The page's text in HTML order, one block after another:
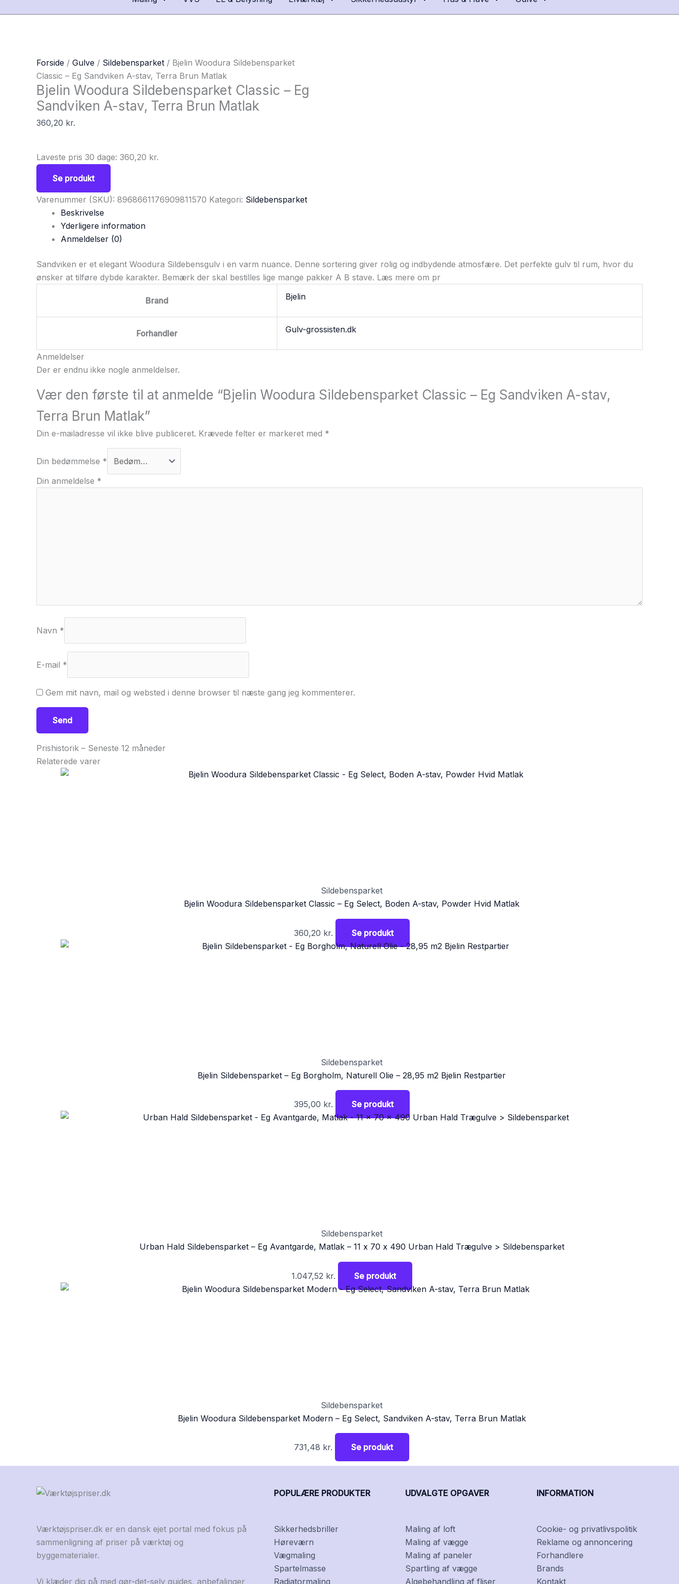
Forside / Gulve / Sildebensparket / Bjelin Woodura Sildebensparket
Classic – Eg Sandviken A-stav, Terra Brun Matlak
Bjelin Woodura Sildebensparket Classic – Eg
Sandviken A-stav, Terra Brun Matlak
360,20 kr.
Laveste pris 30 dage: 360,20 kr.
Se produkt
Varenummer (SKU): 8968661176909811570 Kategori: Sildebensparket
Beskrivelse
Yderligere information
Anmeldelser (0)
Sandviken er et elegant Woodura Sildebensgulv i en varm nuance. Denne sortering giver rolig og indbydende atmosfære. Det perfekte gulv til rum, hvor du
ønsker at tilføre dybde karakter. Bemærk der skal bestilles lige mange pakker A B stave. Læs mere om pr
Brand Bjelin
Forhandler Gulv-grossisten.dk
Anmeldelser
Der er endnu ikke nogle anmeldelser.
Vær den første til at anmelde “Bjelin Woodura Sildebensparket Classic – Eg Sandviken A-stav,
Terra Brun Matlak”
Din e-mailadresse vil ikke blive publiceret. Krævede felter er markeret med *
Din bedømmelse *
Din anmeldelse *
Navn *
E-mail *
Gem mit navn, mail og websted i denne browser til næste gang jeg kommenterer.
Prishistorik – Seneste 12 måneder
Relaterede varer
Sildebensparket
Bjelin Woodura Sildebensparket Classic – Eg Select, Boden A-stav, Powder Hvid Matlak
360,20 kr. Se produkt
Sildebensparket
Bjelin Sildebensparket – Eg Borgholm, Naturell Olie – 28,95 m2 Bjelin Restpartier
395,00 kr. Se produkt
Sildebensparket
Urban Hald Sildebensparket – Eg Avantgarde, Matlak – 11 x 70 x 490 Urban Hald Trægulve > Sildebensparket
1.047,52 kr. Se produkt
Sildebensparket
Bjelin Woodura Sildebensparket Modern – Eg Select, Sandviken A-stav, Terra Brun Matlak
731,48 kr. Se produkt
Værktøjspriser.dk er en dansk ejet portal med fokus på
sammenligning af priser på værktøj og
byggematerialer.
Vi klæder dig på med gør-det-selv guides, anbefalinger
POPULÆRE PRODUKTER
Sikkerhedsbriller
Høreværn
Vægmaling
Spartelmasse
Radiatormaling
UDVALGTE OPGAVER
Maling af loft
Maling af vægge
Maling af paneler
Spartling af vægge
Algebehandling af fliser
INFORMATION
Cookie- og privatlivspolitik
Reklame og annoncering
Forhandlere
Brands
Kontakt